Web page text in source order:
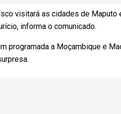
visitará as cidades de
informa o comunicado.
programada a Moçambique e